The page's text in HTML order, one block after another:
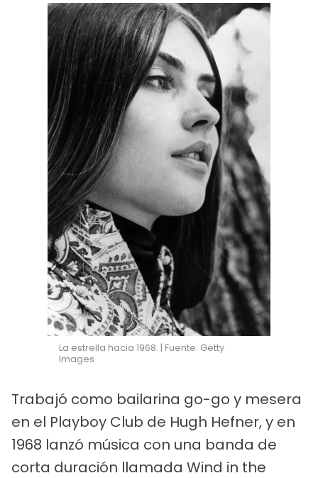
La estrella hacia 1968. | Fuente: Getty
Images
Trabajó como bailarina go-go y mesera
en el Playboy Club de Hugh Hefner, y en
1968 lanzó música con una banda de
corta duración llamada Wind in the